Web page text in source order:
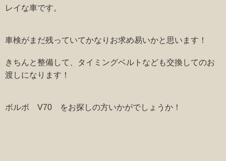
レイな車です。
車検がまだ残っていてかなりお求め易いかと思います！
きちんと整備して、タイミングベルトなども交換してのお
渡しになります！
ボルボ V70 をお探しの方いかがでしょうか！